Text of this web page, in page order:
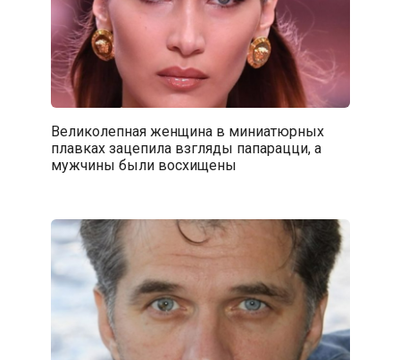
Великолепная женщина в миниатюрных
плавках зацепила взгляды папарацци, а
мужчины были восхищены